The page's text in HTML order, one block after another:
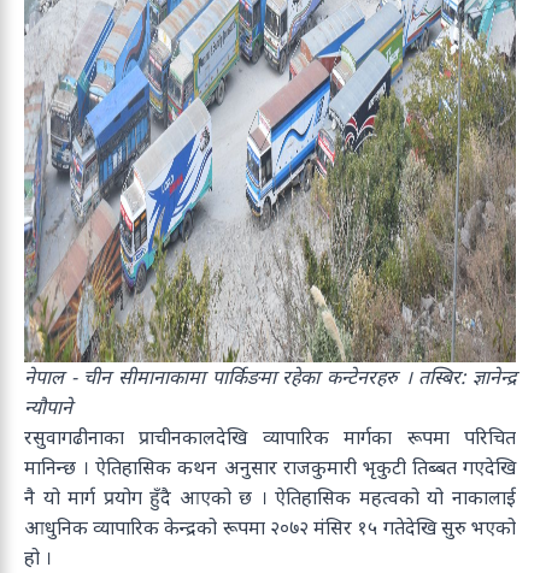
नेपाल - चीन सीमानाकामा पार्किङमा रहेका कन्टेनरहरु । तस्बिर: ज्ञानेन्द्र
न्यौपाने
रसुवागढीनाका प्राचीनकालदेखि व्यापारिक मार्गका रूपमा परिचित
मानिन्छ । ऐतिहासिक कथन अनुसार राजकुमारी भृकुटी तिब्बत गएदेखि
नै यो मार्ग प्रयोग हुँदै आएको छ । ऐतिहासिक महत्वको यो नाकालाई
आधुनिक व्यापारिक केन्द्रको रूपमा २०७२ मंसिर १५ गतेदेखि सुरु भएको
हो ।